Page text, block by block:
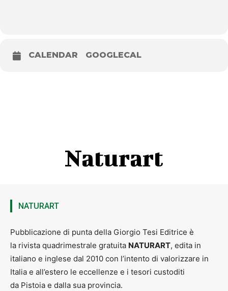
CALENDAR GOOGLECAL
Naturart
NATURART
Pubblicazione di punta della Giorgio Tesi Editrice è
la rivista quadrimestrale gratuita NATURART, edita in
italiano e inglese dal 2010 con l’intento di valorizzare in
Italia e all’estero le eccellenze e i tesori custoditi
da Pistoia e dalla sua provincia.